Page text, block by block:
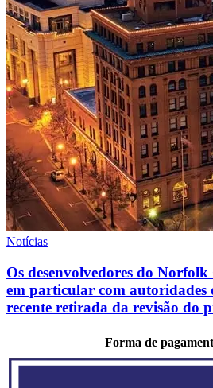
Notícias
Os desenvolvedores do
em particular com autoridades
recente retirada da revisão do
Forma de